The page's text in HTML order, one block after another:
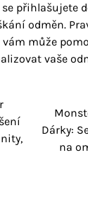
se přihlašujete
odměn.
může
vaše
Dárky:
na